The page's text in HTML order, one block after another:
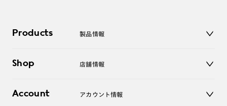
Products 製品情報
サングラス
コンタクトレンズ
Shop 店舗情報
オンラインショップ
Account アカウント情報